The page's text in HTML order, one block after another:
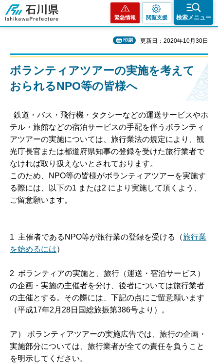
石川県
緊急情報 閲覧支援 検索メニュー
印刷 更新日：2020年10月30日
ボランティアツアーの実施を考えて
おられるNPO等の皆様へ
鉄道・バス・飛行機・タクシーなどの運送サービスやホ
テル・旅館などの宿泊サービスの手配を伴うボランティ
アツアーの実施については、旅行業法の規定により、観
光庁長官または都道府県知事の登録を受けた旅行業者で
なければ取り扱えないとされております。
このため、NPO等の皆様がボランティアツアーを実施す
る際には、以下の1 または2 により実施して頂くよう、
ご留意願います。
1 主催者であるNPO等が旅行業の登録を受ける（旅行業
を始めるには）
2 ボランティアの実施と、旅行（運送・宿泊サービス）
の企画・実施の主催者を分け、後者については旅行業者
の主催とする。その際には、下記の点にご留意願います
（平成17年2月28日国総旅振第386号より）。
ア） ボランティアツアーの実施広告では、旅行の企画・
実施部分については、旅行業者が全ての責任を負うこと
を明示してください。